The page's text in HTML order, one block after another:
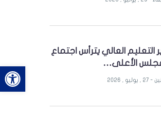
التعليم العالي يترأس اجتماع
الأعلى…
, يوليو , 2026